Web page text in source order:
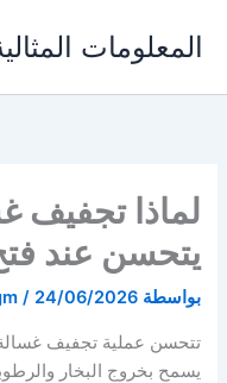
المعلومات
لماذا تجفيف
يتحسن عند
بواسطة / 24/06/2026
تتحسن عملية تجفيف غسالة
يسمح بخروج البخار